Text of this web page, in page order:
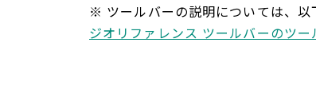
※ ツールバーの説明については、以
ジオリファレンス ツールバーのツー